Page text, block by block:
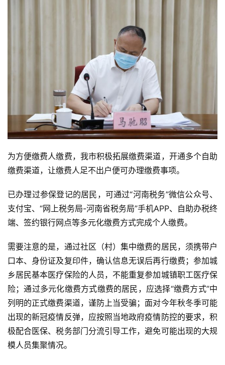
诗
为方便缴费人缴费，我市积极拓展缴费渠道，开通多个自助
缴费渠道，让缴费人足不出户便可办理缴费事项。
已办理过参保登记的居民，可通过“河南税务”微信公众号、
支付宝、“网上税务局-河南省税务局”手机APP、自助办税终
端、签约银行网点等多元化缴费方式完成个人缴费。
需要注意的是，通过社区（村）集中缴费的居民，须携带户
口本、身份证及复印件，确认信息无误后再行缴费；参加城
乡居民基本医疗保险的人员，不能重复参加城镇职工医疗保
险；通过多元化缴费方式缴费的居民，应选择“缴费方式”中
列明的正式缴费渠道，谨防上当受骗；面对今年秋冬季可能
出现的新冠疫情反弹，应按照当地政府疫情防控的要求，积
极配合医保、税务部门分流引导工作，避免可能出现的大规
模人员集聚情况。